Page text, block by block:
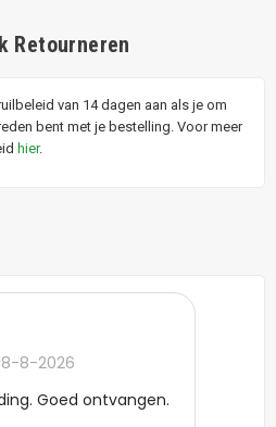
Retourneren
van 14 dagen aan als je om
bent met je bestelling. Voor meer
hier.